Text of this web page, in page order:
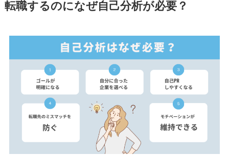
転職するのになぜ自己分析が必要？